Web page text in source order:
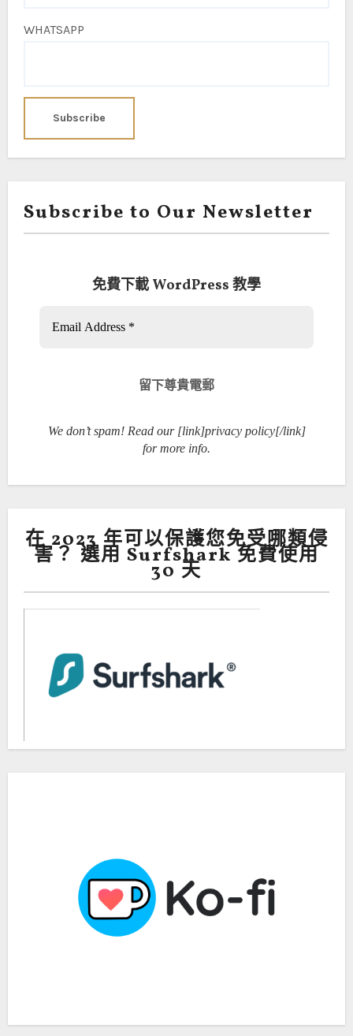
WHATSAPP
Subscribe to Our Newsletter
免費下載 WordPress 教學
We don’t spam! Read our [link]privacy policy[/link]
for more info.
在 2023 年可以保護您免受哪類侵
害？ 選用 Surfshark 免費使用
30 天